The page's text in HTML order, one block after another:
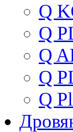
Q
Q
Q
Q
Q